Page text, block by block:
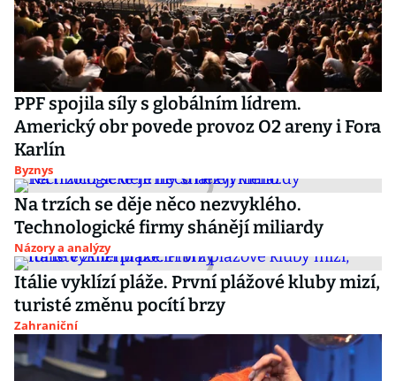
PPF spojila síly s globálním lídrem.
Americký obr povede provoz O2 areny i Fora
Karlín
Byznys
Na trzích se děje něco nezvyklého.
Technologické firmy shánějí miliardy
Názory a analýzy
Itálie vyklízí pláže. První plážové kluby mizí,
turisté změnu pocítí brzy
Zahraniční